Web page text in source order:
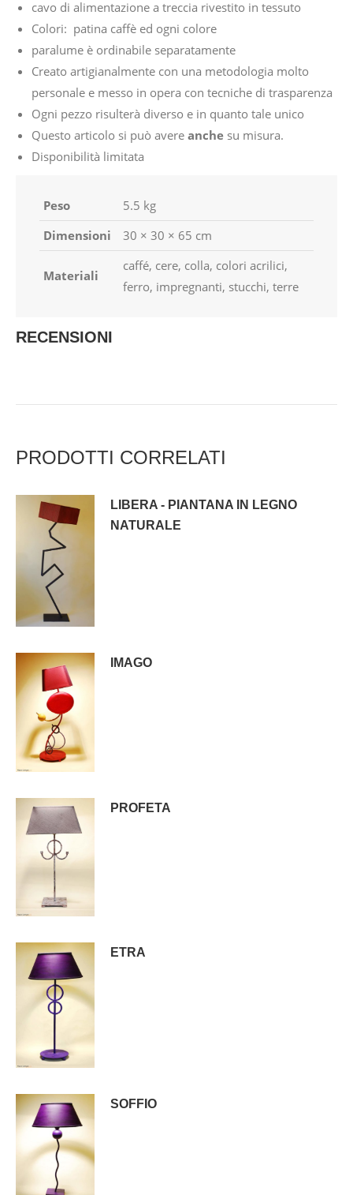
cavo di alimentazione a treccia rivestito in tessuto
Colori: patina caffè ed ogni colore
paralume è ordinabile separatamente
Creato artigianalmente con una metodologia molto
personale e messo in opera con tecniche di trasparenza
Ogni pezzo risulterà diverso e in quanto tale unico
Questo articolo si può avere anche su misura.
Disponibilità limitata
Peso
5.5 kg
Dimensioni
30 × 30 × 65 cm
Materiali
caffé, cere, colla, colori acrilici,
ferro, impregnanti, stucchi, terre
RECENSIONI
PRODOTTI CORRELATI
LIBERA - PIANTANA IN LEGNO
NATURALE
IMAGO
PROFETA
ETRA
SOFFIO